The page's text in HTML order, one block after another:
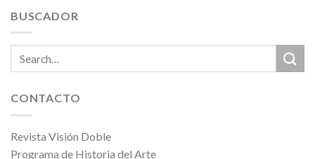
BUSCADOR
CONTACTO
Revista Visión Doble
Programa de Historia del Arte